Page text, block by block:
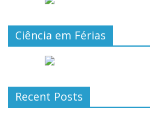
Ciência em Férias
Recent Posts